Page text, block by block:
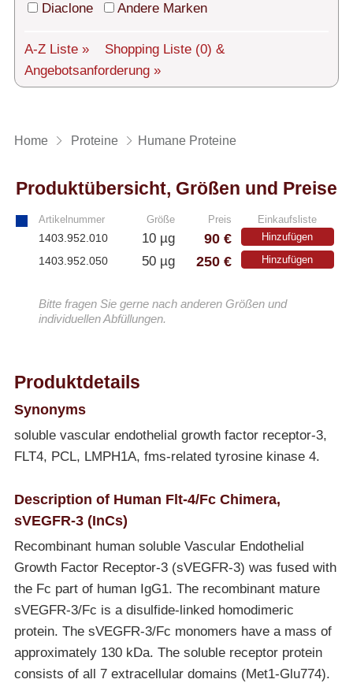
AGBs
Login
Diaclone
Andere Marken
A-Z Liste » Shopping Liste (0) &
Angebotsanforderung »
Home Proteine Humane Proteine
Produktübersicht, Größen und Preise
Artikelnummer Größe Preis Einkaufsliste
1403.952.010 10 µg 90 € Hinzufügen
1403.952.050 50 µg 250 € Hinzufügen
Bitte fragen Sie gerne nach anderen Größen und
individuellen Abfüllungen.
Produktdetails
Synonyms
soluble vascular endothelial growth factor receptor-3,
FLT4, PCL, LMPH1A, fms-related tyrosine kinase 4.
Description of Human Flt-4/Fc Chimera,
sVEGFR-3 (InCs)
Recombinant human soluble Vascular Endothelial
Growth Factor Receptor-3 (sVEGFR-3) was fused with
the Fc part of human IgG1. The recombinant mature
sVEGFR-3/Fc is a disulfide-linked homodimeric
protein. The sVEGFR-3/Fc monomers have a mass of
approximately 130 kDa. The soluble receptor protein
consists of all 7 extracellular domains (Met1-Glu774).